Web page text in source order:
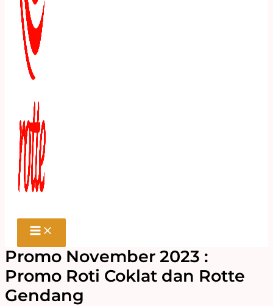
Promo November 2023 :
Promo Roti Coklat dan Rotte
Gendang